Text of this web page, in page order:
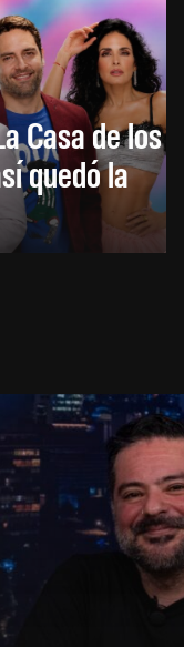
Casa de los
quedó la